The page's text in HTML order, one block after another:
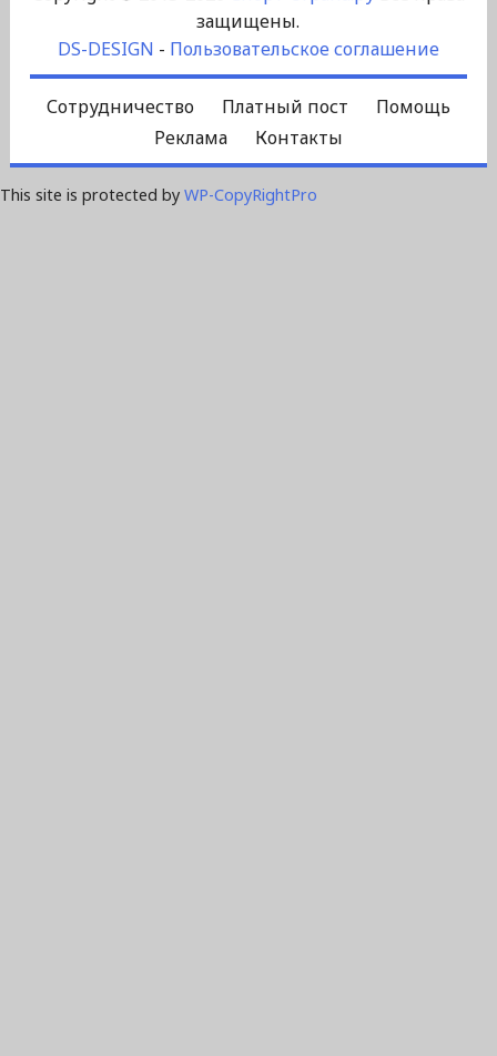
защищены.
DS-DESIGN - Пользовательское соглашение
Сотрудничество Платный пост
Помощь
Реклама
Контакты
This site is protected by WP-CopyRightPro